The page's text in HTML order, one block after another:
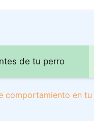
de tu perro
comportamiento en tu